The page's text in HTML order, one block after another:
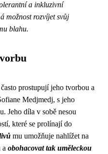
a inkluzivní
možnost rozvíjet svůj
blahu.
prostupují jeho tvorbou a
Medjmedj, s jeho
Jeho díla v sobě nesou
které se prolínají do
mu umožňuje nahlížet na
a obohacovat tak uměleckou